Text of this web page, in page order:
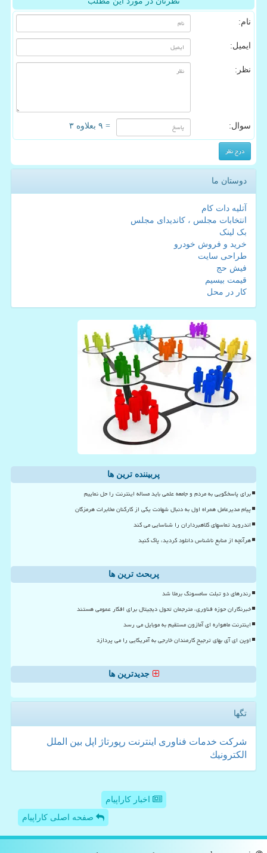
نام:
ایمیل:
نظر:
سوال: = ۹ بعلاوه ۳
دوستان ما
آتلیه دات کام
انتخابات مجلس ، کاندیدای مجلس
بک لینک
خرید و فروش خودرو
طراحی سایت
فیش حج
قیمت بیسیم
کار در محل
پربیننده ترین ها
برای پاسخگویی به مردم و جامعه علمی باید مساله اینترنت را حل نماییم
پیام مدیرعامل همراه اول به دنبال شهادت یکی از کارکنان مخابرات هرمزگان
اندروید تماسهای کلاهبرداران را شناسایی می کند
هرآنچه از منابع ناشناس دانلود کردید، پاک کنید
پربحث ترین ها
رندرهای دو تبلت سامسونگ برملا شد
خبرنگاران حوزه فناوری، مترجمان تحول دیجیتال برای افکار عمومی هستند
اینترنت ماهواره ای آمازون مستقیم به موبایل می رسد
اوپن ای آی بهای ترجیح کارمندان خارجی به آمریکایی را می پردازد
جدیدترین ها
تگها
شركت خدمات فناوری اینترنت رپورتاژ اپل بین الملل
الكترونیك
اخبار کاراپیام
صفحه اصلی کاراپیام